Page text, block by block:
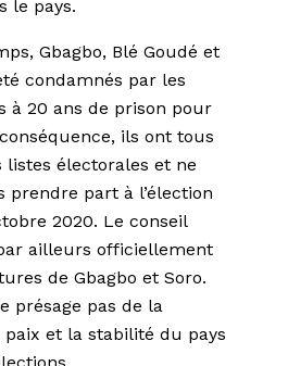
le pays.
Gbagbo, Blé Goudé et
condamnés par les
à 20 ans de prison pour
ils ont tous
listes électorales et ne
prendre part à l’élection
2020. Le conseil
ailleurs officiellement
de Gbagbo et Soro.
présage pas de la
et la stabilité du pays